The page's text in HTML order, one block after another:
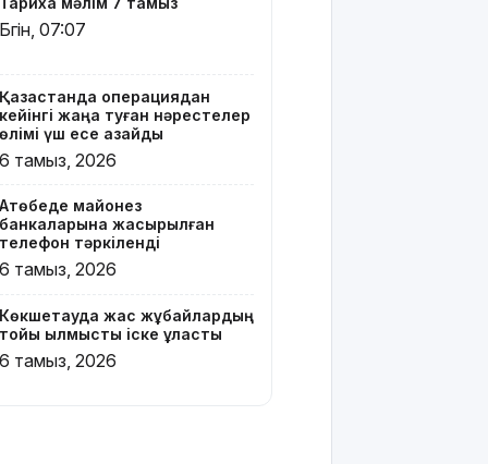
басымдық
бере
Онлайн-
казиноны
жарнамалаған
Қайсар
жылға
сотталуы
мүмкін
облысында
жылына 6
мың тонна
Бүгін, 07:07
Қазақстанда операциядан
кейінгі жаңа туған нәрестелер
өлімі үш есе азайды
6 тамыз, 2026
Ақтөбеде майонез
банкаларына жасырылған
телефон тәркіленді
6 тамыз, 2026
Көкшетауда жас жұбайлардың
тойы қылмыстық іске ұласты
6 тамыз, 2026